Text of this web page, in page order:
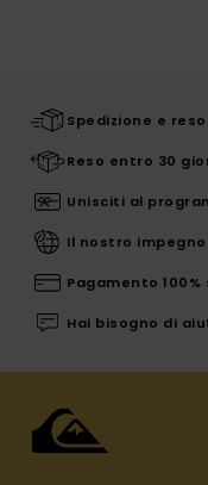
Spedizione e
Reso entro 30
Unisciti al
Il nostro
Pagamento 100%
Hai bisogno di